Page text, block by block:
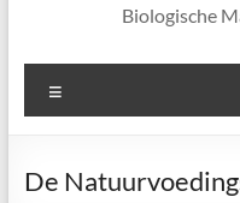
Biologische
De